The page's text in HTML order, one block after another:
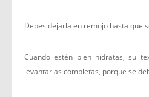
Debes dejarla en remojo hasta que
Cuando estén bien hidratas, su
levantarlas completas, porque se